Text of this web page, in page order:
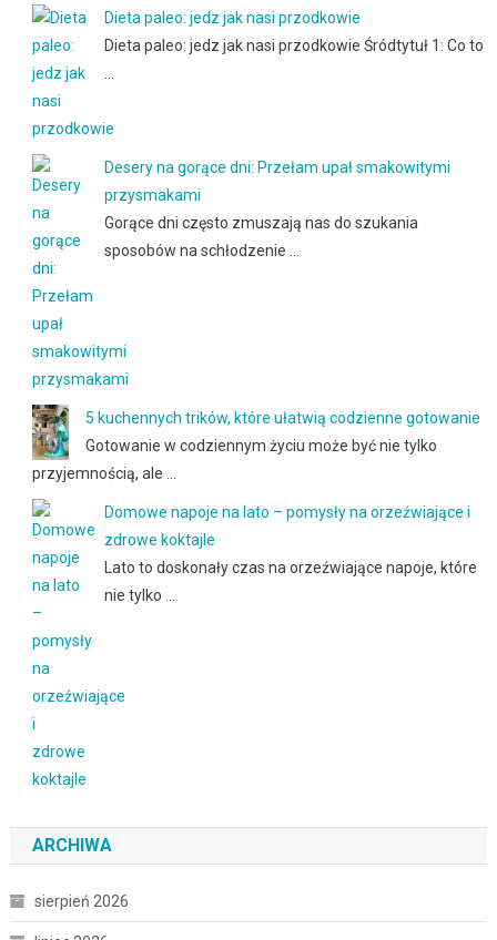
Dieta paleo: jedz jak nasi przodkowie
Dieta paleo: jedz jak nasi przodkowie Śródtytuł 1: Co to
…
Desery na gorące dni: Przełam upał smakowitymi
przysmakami
Gorące dni często zmuszają nas do szukania
sposobów na schłodzenie …
5 kuchennych trików, które ułatwią codzienne gotowanie
Gotowanie w codziennym życiu może być nie tylko
przyjemnością, ale …
Domowe napoje na lato – pomysły na orzeźwiające i
zdrowe koktajle
Lato to doskonały czas na orzeźwiające napoje, które
nie tylko …
ARCHIWA
sierpień 2026